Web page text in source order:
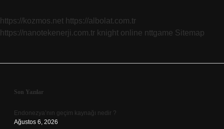
https://kozmos.net https://albolat.com.tr
https://nanotekenerji.com.tr knight online nttgame Sitemap
Sidebar
Son Yazılar
Endonezya’nın geçim kaynağı nedir ?
Ağustos 6, 2026